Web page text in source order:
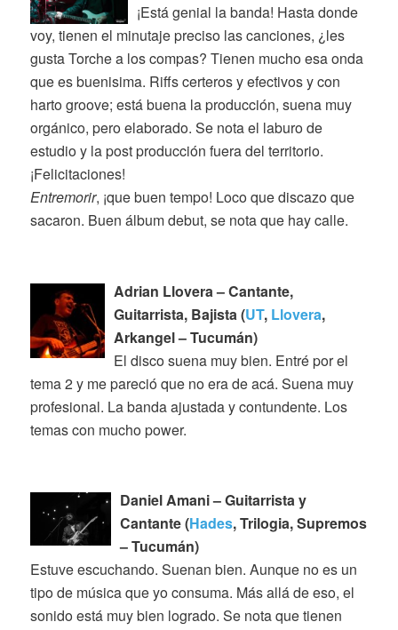
¡Está genial la banda! Hasta donde
voy, tienen el minutaje preciso las canciones, ¿les
gusta Torche a los compas? Tienen mucho esa onda
que es buenisima. Riffs certeros y efectivos y con
harto groove; está buena la producción, suena muy
orgánico, pero elaborado. Se nota el laburo de
estudio y la post producción fuera del territorio.
¡Felicitaciones!
Entremorir, ¡que buen tempo! Loco que discazo que
sacaron. Buen álbum debut, se nota que hay calle.
Adrian Llovera – Cantante,
Guitarrista, Bajista (UT, Llovera,
Arkangel – Tucumán)
El disco suena muy bien. Entré por el
tema 2 y me pareció que no era de acá. Suena muy
profesional. La banda ajustada y contundente. Los
temas con mucho power.
Daniel Amani – Guitarrista y
Cantante (Hades, Trilogia, Supremos
– Tucumán)
Estuve escuchando. Suenan bien. Aunque no es un
tipo de música que yo consuma. Más allá de eso, el
sonido está muy bien logrado. Se nota que tienen